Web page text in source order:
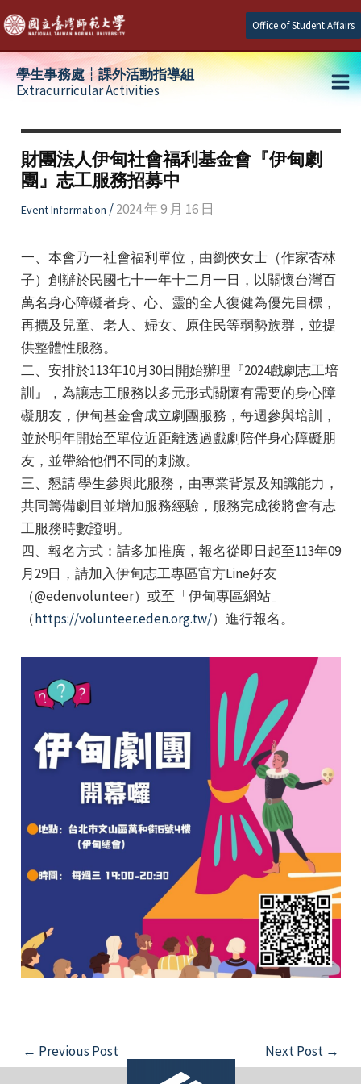
Skip
to
content
Office of Student Affairs
學生事務處┆課外活動指導組
Extracurricular Activities
財團法人伊甸社會福利基金會『伊甸劇
團』志工服務招募中
Event Information /2024 年 9 月 16 日
一、本會乃一社會福利單位，由劉俠女士（作家杏林
子）創辦於民國七十一年十二月一日，以關懷台灣百
萬名身心障礙者身、心、靈的全人復健為優先目標，
再擴及兒童、老人、婦女、原住民等弱勢族群，並提
供整體性服務。
二、安排於113年10月30日開始辦理『2024戲劇志工培
訓』，為讓志工服務以多元形式關懷有需要的身心障
礙朋友，伊甸基金會成立劇團服務，每週參與培訓，
並於明年開始至單位近距離透過戲劇陪伴身心障礙朋
友，並帶給他們不同的刺激。
三、懇請 學生參與此服務，由專業背景及知識能力，
共同籌備劇目並增加服務經驗，服務完成後將會有志
工服務時數證明。
四、報名方式：請多加推廣，報名從即日起至113年09
月29日，請加入伊甸志工專區官方Line好友
（@edenvolunteer）或至「伊甸專區網站」
（https://volunteer.eden.org.tw/）進行報名。
Post
navigation
← Previous Post Next Post →